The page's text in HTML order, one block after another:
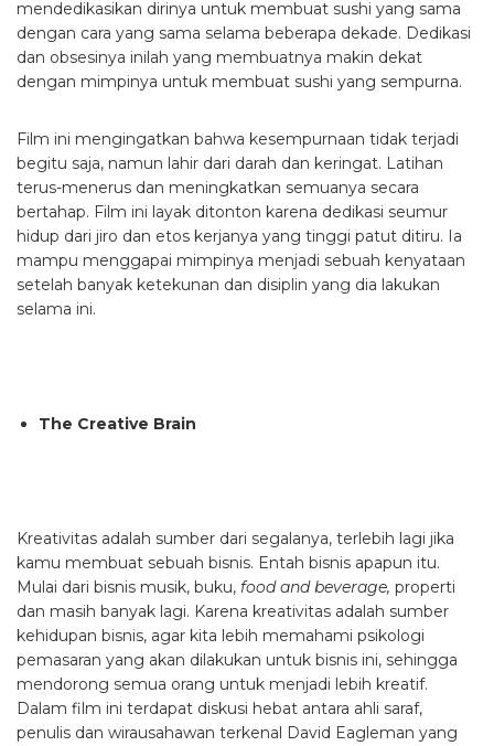
mendedikasikan dirinya untuk membuat sushi yang sama
dengan cara yang sama selama beberapa dekade. Dedikasi
dan obsesinya inilah yang membuatnya makin dekat
dengan mimpinya untuk membuat sushi yang sempurna.
Film ini mengingatkan bahwa kesempurnaan tidak terjadi
begitu saja, namun lahir dari darah dan keringat. Latihan
terus-menerus dan meningkatkan semuanya secara
bertahap. Film ini layak ditonton karena dedikasi seumur
hidup dari jiro dan etos kerjanya yang tinggi patut ditiru. Ia
mampu menggapai mimpinya menjadi sebuah kenyataan
setelah banyak ketekunan dan disiplin yang dia lakukan
selama ini.
The Creative Brain
Kreativitas adalah sumber dari segalanya, terlebih lagi jika
kamu membuat sebuah bisnis. Entah bisnis apapun itu.
Mulai dari bisnis musik, buku, food and beverage, properti
dan masih banyak lagi. Karena kreativitas adalah sumber
kehidupan bisnis, agar kita lebih memahami psikologi
pemasaran yang akan dilakukan untuk bisnis ini, sehingga
mendorong semua orang untuk menjadi lebih kreatif.
Dalam film ini terdapat diskusi hebat antara ahli saraf,
penulis dan wirausahawan terkenal David Eagleman yang